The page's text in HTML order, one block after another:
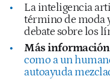
La inteligencia
término de moda
debate sobre los
Más
como a un
autoayuda